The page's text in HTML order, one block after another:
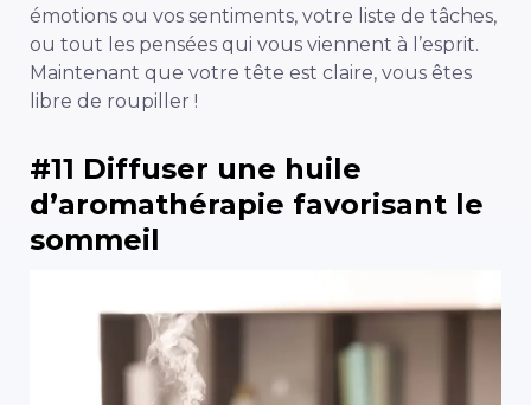
émotions ou vos sentiments, votre liste de tâches,
ou tout les pensées qui vous viennent à l’esprit.
Maintenant que votre tête est claire, vous êtes
libre de roupiller !
#11 Diffuser une huile
d’aromathérapie favorisant le
sommeil